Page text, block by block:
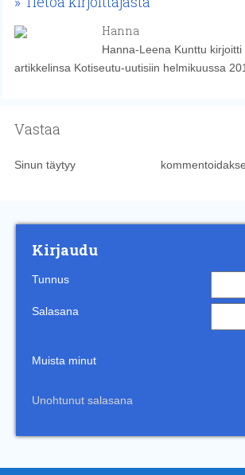
Hanna
Hanna-Leena Kunttu
artikkelinsa Kotiseutu-uutisiin helmikuussa
Vastaa
Sinun täytyy
Kirjaudu
Tunnus
Salasana
Muista minut
Unohtunut salasana